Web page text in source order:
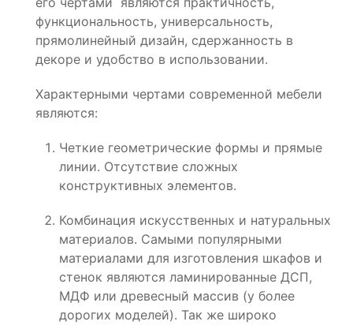
функциональность, универсальность,
прямолинейный дизайн, сдержанность в
декоре и удобство в использовании.
Характерными чертами современной мебели
являются:
Четкие геометрические формы и прямые
линии. Отсутствие сложных
конструктивных элементов.
Комбинация искусственных и натуральных
материалов. Самыми популярными
материалами для изготовления шкафов и
стенок являются ламинированные ДСП,
МДФ или древесный массив (у более
дорогих моделей). Так же широко